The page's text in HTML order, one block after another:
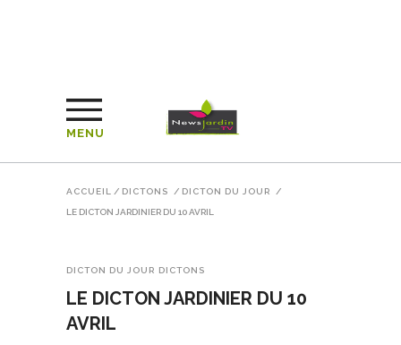
MENU
ACCUEIL / DICTONS / DICTON DU JOUR /
LE DICTON JARDINIER DU 10 AVRIL
DICTON DU JOUR DICTONS
LE DICTON JARDINIER DU 10
AVRIL